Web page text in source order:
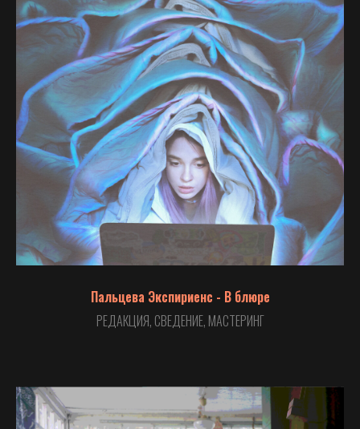
Пальцева Экспириенс - В блюре
РЕДАКЦИЯ, СВЕДЕНИЕ, МАСТЕРИНГ